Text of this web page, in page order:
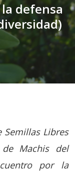
defensa
Semillas Libres
Machis del
por la